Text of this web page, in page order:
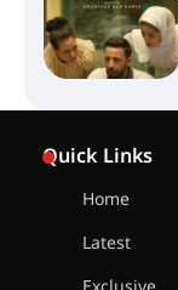
Quick Links
Home
Latest